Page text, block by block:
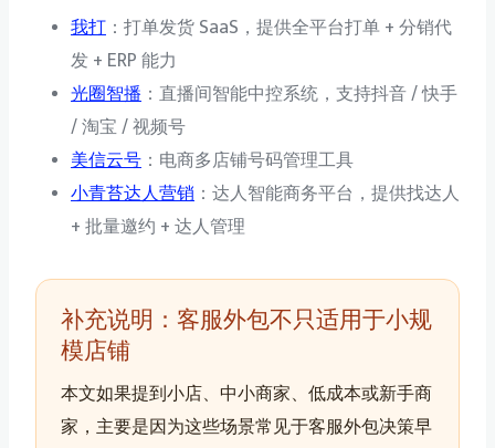
我打 ：打单发货 SaaS，提供全平台打单 + 分销代
发 + ERP 能力
光圈智播 ：直播间智能中控系统，支持抖音 / 快手
/ 淘宝 / 视频号
美信云号 ：电商多店铺号码管理工具
小青苔达人营销 ：达人智能商务平台，提供找达人
+ 批量邀约 + 达人管理
补充说明：客服外包不只适用于小规
模店铺
本文如果提到小店、中小商家、低成本或新手商
家，主要是因为这些场景常见于客服外包决策早